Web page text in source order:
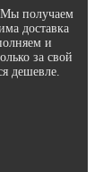
получаем
доставка
и
за свой
дешевле.